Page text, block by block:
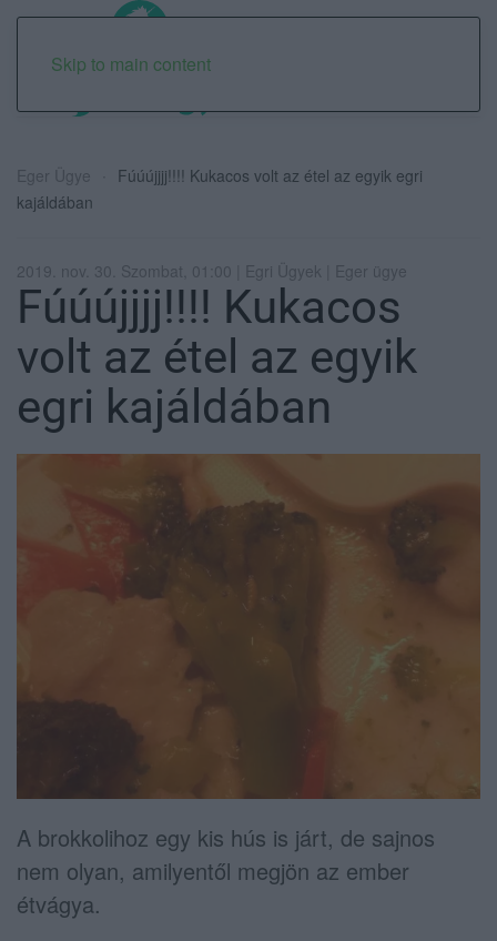
Skip to main content
Eger Ügye
Fúúújjjj!!!! Kukacos volt az étel az egyik egri
kajáldában
2019. nov. 30. Szombat, 01:00 | Egri Ügyek | Eger ügye
Fúúújjjj!!!! Kukacos
volt az étel az egyik
egri kajáldában
A brokkolihoz egy kis hús is járt, de sajnos
nem olyan, amilyentől megjön az ember
étvágya.